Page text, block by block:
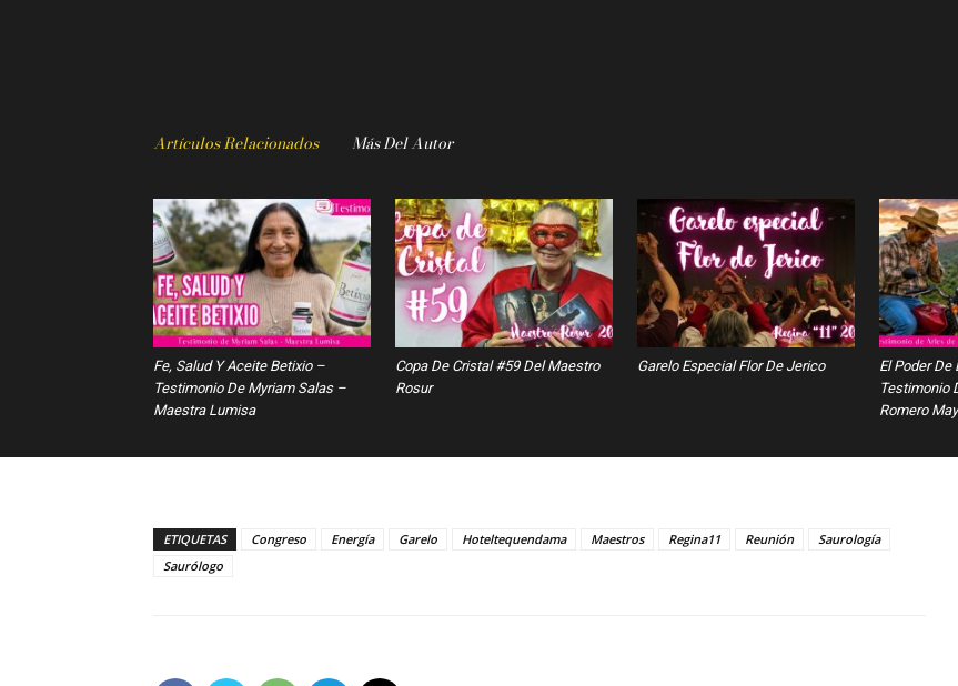
Artículos Relacionados Más Del Autor
Fe, Salud Y Aceite Betixio –
Testimonio De Myriam Salas –
Maestra Lumisa
Copa De Cristal #59 Del Maestro
Rosur
Garelo Especial Flor De Jerico
El Poder
Testimonio
Romero
ETIQUETAS Congreso Energía Garelo Hoteltequendama Maestros Regina11 Reunión
Saurología
Saurólogo